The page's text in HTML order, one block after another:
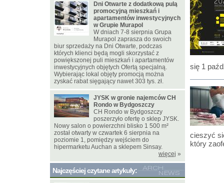
się 1
cieszyć
który
Dni Otwarte z dodatkową pulą
promocyjną mieszkań i
apartamentów inwestycyjnych
w Grupie Murapol
W dniach 7-8 sierpnia Grupa
Murapol zaprasza do swoich
biur sprzedaży na Dni Otwarte, podczas
których klienci będą mogli skorzystać z
powiększonej puli mieszkań i apartamentów
inwestycyjnych objętych Ofertą specjalną.
Wybierając lokal objęty promocją można
zyskać rabat sięgający nawet 303 tys. zł.
JYSK w gronie najemców CH
Rondo w Bydgoszczy
CH Rondo w Bydgoszczy
poszerzyło ofertę o sklep JYSK.
Nowy salon o powierzchni blisko 1 500 m²
został otwarty w czwartek 6 sierpnia na
poziomie 1, pomiędzy wejściem do
hipermarketu Auchan a sklepem Sinsay.
więcej »
Najczęściej czytane artykuły: